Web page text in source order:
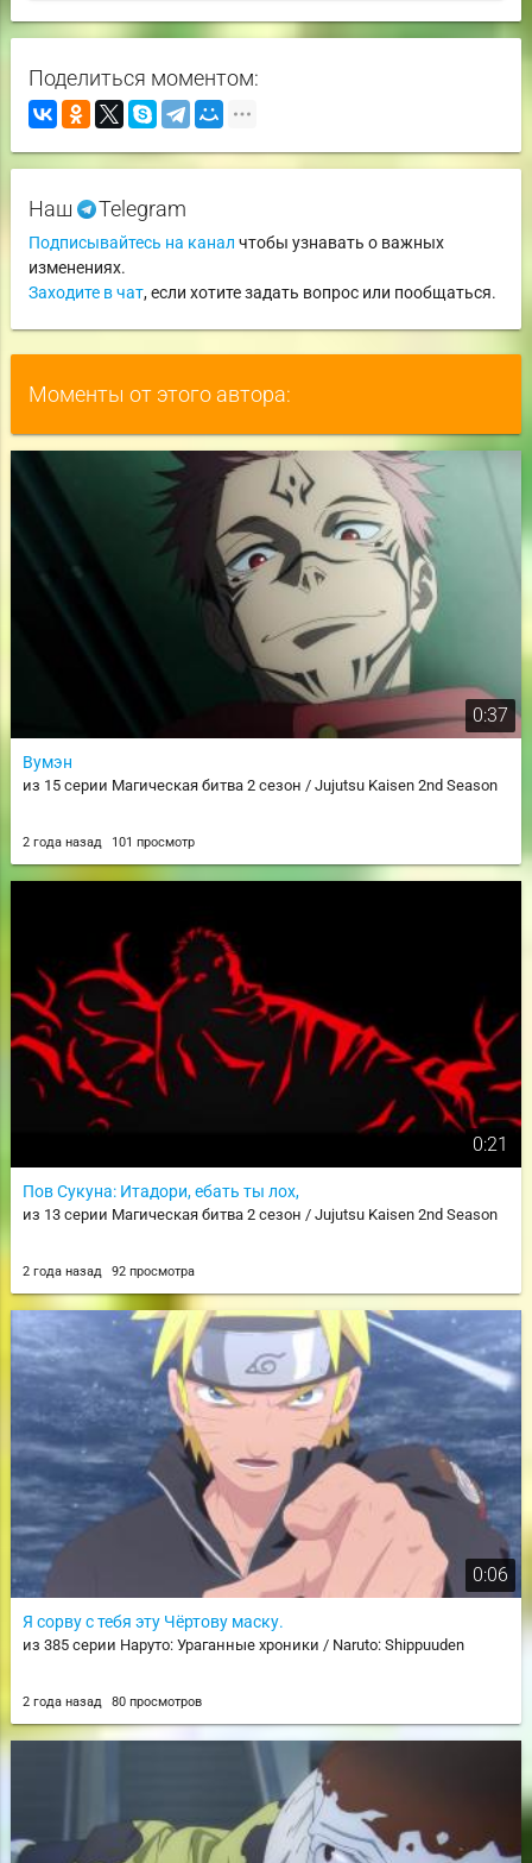
Поделиться моментом:
Наш Telegram
Подписывайтесь на канал чтобы узнавать о важных
изменениях.
Заходите в чат, если хотите задать вопрос или пообщаться.
Моменты от этого автора:
0:37
Вумэн
из 15 серии Магическая битва 2 сезон / Jujutsu Kaisen 2nd Season
2 года назад 101 просмотр
0:21
Пов Сукуна: Итадори, ебать ты лох,
из 13 серии Магическая битва 2 сезон / Jujutsu Kaisen 2nd Season
2 года назад 92 просмотра
0:06
Я сорву с тебя эту Чёртову маску.
из 385 серии Наруто: Ураганные хроники / Naruto: Shippuuden
2 года назад 80 просмотров